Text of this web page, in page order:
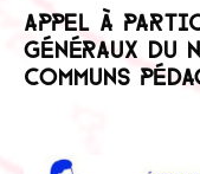
Appel à
Généraux du
communs